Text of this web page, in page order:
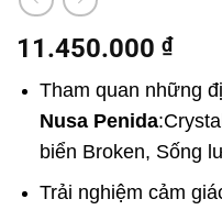
11.450.000 ₫
Tham quan những
Nusa Penida
biển Broken, Sống
Trải nghiệm cảm